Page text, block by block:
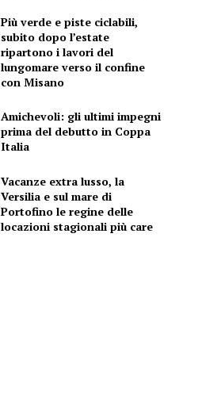
Più verde e piste ciclabili,
subito dopo l’estate
ripartono i lavori del
lungomare verso il confine
con Misano
Amichevoli: gli ultimi impegni
prima del debutto in Coppa
Italia
Vacanze extra lusso, la
Versilia e sul mare di
Portofino le regine delle
locazioni stagionali più care